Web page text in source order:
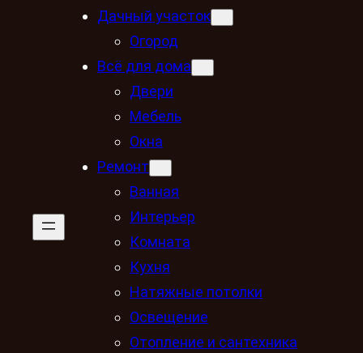
Дачный участок
Огород
Всё для дома
Двери
Мебель
Окна
Ремонт
Ванная
Интерьер
Комната
Кухня
Натяжные потолки
Освещение
Отопление и сантехника